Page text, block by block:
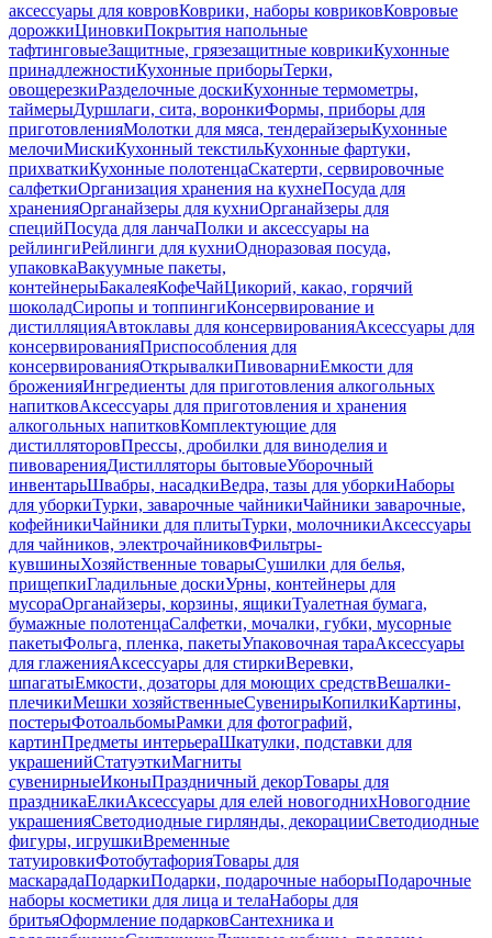
аксессуары для ковровКоврики, наборы ковриковКовровые
дорожкиЦиновкиПокрытия напольные
тафтинговыеЗащитные, грязезащитные коврикиКухонные
принадлежностиКухонные приборыТерки,
овощерезкиРазделочные доскиКухонные термометры,
таймерыДуршлаги, сита, воронкиФормы, приборы для
приготовленияМолотки для мяса, тендерайзерыКухонные
мелочиМискиКухонный текстильКухонные фартуки,
прихваткиКухонные полотенцаСкатерти, сервировочные
салфеткиОрганизация хранения на кухнеПосуда для
храненияОрганайзеры для кухниОрганайзеры для
специйПосуда для ланчаПолки и аксессуары на
рейлингиРейлинги для кухниОдноразовая посуда,
упаковкаВакуумные пакеты,
контейнерыБакалеяКофеЧайЦикорий, какао, горячий
шоколадСиропы и топпингиКонсервирование и
дистилляцияАвтоклавы для консервированияАксессуары для
консервированияПриспособления для
консервированияОткрывалкиПивоварниЕмкости для
броженияИнгредиенты для приготовления алкогольных
напитковАксессуары для приготовления и хранения
алкогольных напитковКомплектующие для
дистилляторовПрессы, дробилки для виноделия и
пивоваренияДистилляторы бытовыеУборочный
инвентарьШвабры, насадкиВедра, тазы для уборкиНаборы
для уборкиТурки, заварочные чайникиЧайники заварочные,
кофейникиЧайники для плитыТурки, молочникиАксессуары
для чайников, электрочайниковФильтры-
кувшиныХозяйственные товарыСушилки для белья,
прищепкиГладильные доскиУрны, контейнеры для
мусораОрганайзеры, корзины, ящикиТуалетная бумага,
бумажные полотенцаСалфетки, мочалки, губки, мусорные
пакетыФольга, пленка, пакетыУпаковочная тараАксессуары
для глаженияАксессуары для стиркиВеревки,
шпагатыЕмкости, дозаторы для моющих средствВешалки-
плечикиМешки хозяйственныеСувенирыКопилкиКартины,
постерыФотоальбомыРамки для фотографий,
картинПредметы интерьераШкатулки, подставки для
украшенийСтатуэткиМагниты
сувенирныеИконыПраздничный декорТовары для
праздникаЕлкиАксессуары для елей новогоднихНовогодние
украшенияСветодиодные гирлянды, декорацииСветодиодные
фигуры, игрушкиВременные
татуировкиФотобутафорияТовары для
маскарадаПодаркиПодарки, подарочные наборыПодарочные
наборы косметики для лица и телаНаборы для
бритьяОформление подарковСантехника и